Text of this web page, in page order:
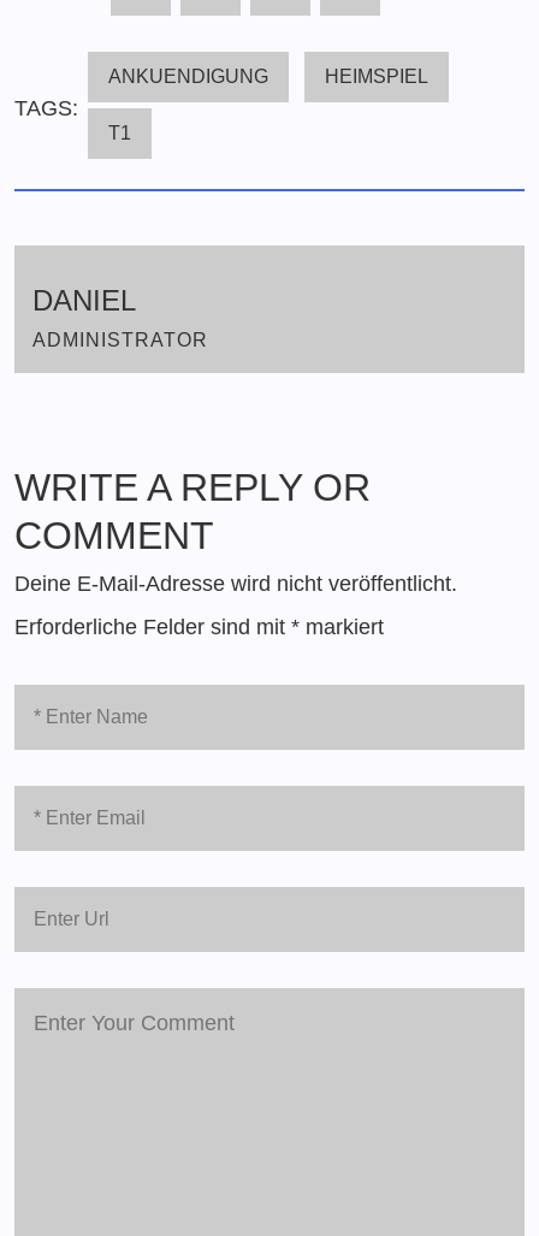
TAGS:
ANKUENDIGUNG HEIMSPIEL
T1
DANIEL
ADMINISTRATOR
WRITE A REPLY OR
COMMENT
Deine E-Mail-Adresse wird nicht veröffentlicht.
Erforderliche Felder sind mit * markiert